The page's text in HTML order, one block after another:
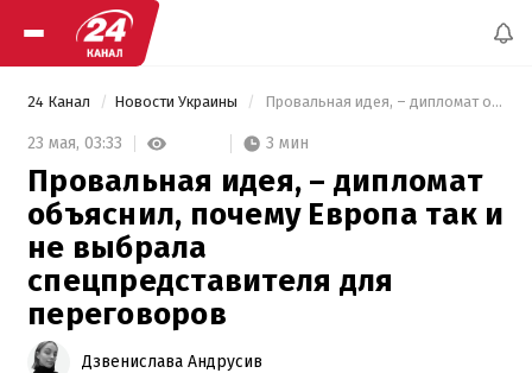
24 Канал Новости Украины Провальная идея, – дипломат объяснил, почему Европа так и не выбрала спецпредставителя для переговоров
23 мая, 03:33 3 мин
Провальная идея, – дипломат
объяснил, почему Европа так и
не выбрала
спецпредставителя для
переговоров
Дзвенислава Андрусив